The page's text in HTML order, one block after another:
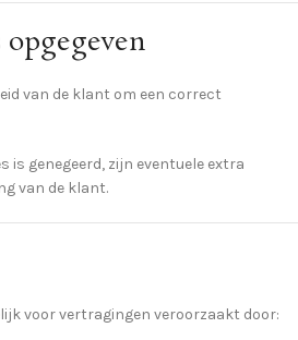
van de klant om een ​​correct
is genegeerd, zijn eventuele extra
van de klant.
voor vertragingen veroorzaakt door: